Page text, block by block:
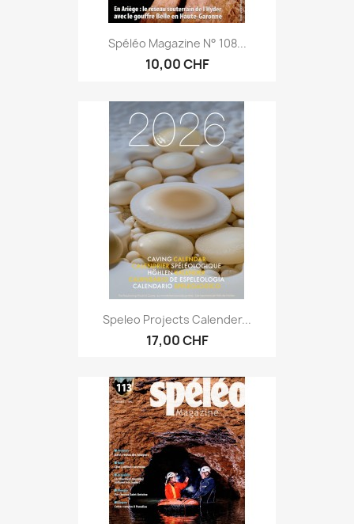
Spéléo Magazine N° 108...
10,00 CHF
Speleo Projects Calender...
17,00 CHF